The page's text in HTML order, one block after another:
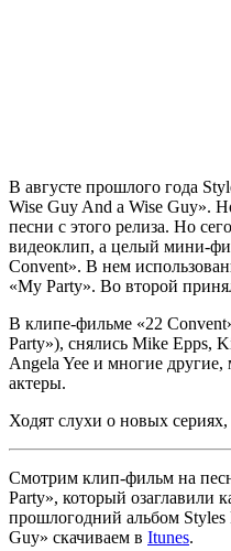
В августе прошлого года
Wise Guy And a Wise Guy».
песни с этого релиза. Но
видеоклип, а целый мини-
Convent». В нем
«My Party». Во второй
В клипе-фильме «22
Party»), снялись Mike Epps,
Angela Yee и многие другие,
актеры.
Ходят слухи о новых сериях,
Смотрим клип-фильм на
Party», который озаглавили
прошлогодний альбом
Guy» скачиваем в Itunes.